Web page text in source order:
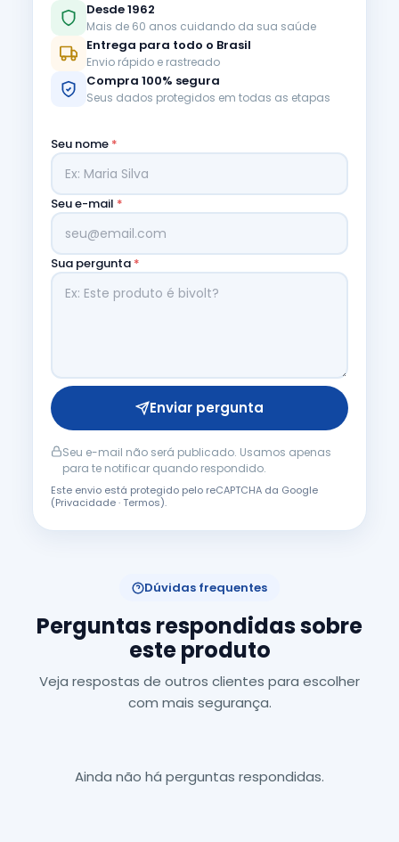
Desde 1962
Mais de 60 anos cuidando da sua saúde
Entrega para todo o Brasil
Envio rápido e rastreado
Compra 100% segura
Seus dados protegidos em todas as etapas
Seu nome *
Seu e-mail *
Sua pergunta *
Enviar pergunta
Seu e-mail não será publicado. Usamos apenas
para te notificar quando respondido.
Este envio está protegido pelo reCAPTCHA da Google
(Privacidade·Termos).
Dúvidas frequentes
Perguntas respondidas sobre
este produto
Veja respostas de outros clientes para escolher
com mais segurança.
Ainda não há perguntas respondidas.